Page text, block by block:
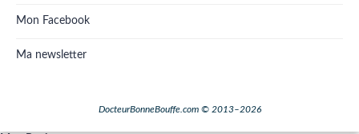
Mon Facebook
Ma newsletter
DocteurBonneBouffe.com © 2013–2026